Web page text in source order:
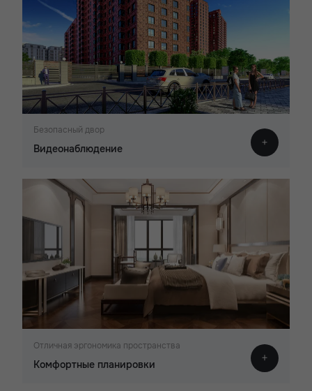
Безопасный двор
Видеонаблюдение
Отличная эргономика пространства
Комфортные планировки